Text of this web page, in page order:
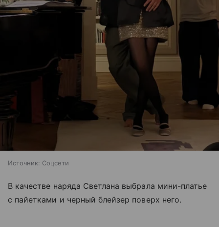
Источник: Соцсети
В качестве наряда Светлана выбрала мини-платье
с пайетками и черный блейзер поверх него.